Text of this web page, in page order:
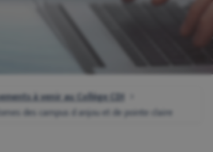
à venir au Collège CDI
des campus d anjou et de pointe claire